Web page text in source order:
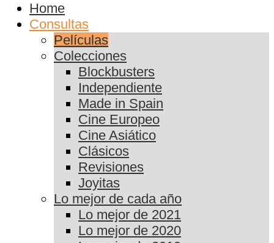
Home
Consultas
Películas
Colecciones
Blockbusters
Independiente
Made in Spain
Cine Europeo
Cine Asiático
Clásicos
Revisiones
Joyitas
Lo mejor de cada año
Lo mejor de 2021
Lo mejor de 2020